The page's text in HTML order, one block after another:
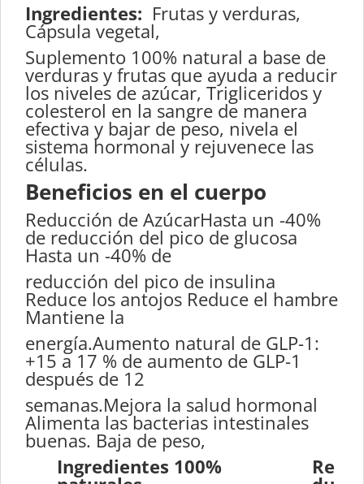
Ingredientes: Frutas y verduras,
Cápsula vegetal,
Suplemento 100% natural a base de
verduras y frutas que ayuda a reducir
los niveles de azúcar, Trigliceridos y
colesterol en la sangre de manera
efectiva y bajar de peso, nivela el
sistema hormonal y rejuvenece las
células.
Beneficios en el cuerpo
Reducción de AzúcarHasta un -40%
de reducción del pico de glucosa
Hasta un -40% de
reducción del pico de insulina
Reduce los antojos Reduce el hambre
Mantiene la
energía.Aumento natural de GLP-1:
+15 a 17 % de aumento de GLP-1
después de 12
semanas.Mejora la salud hormonal
Alimenta las bacterias intestinales
buenas. Baja de peso,
Ingredientes 100%
Re